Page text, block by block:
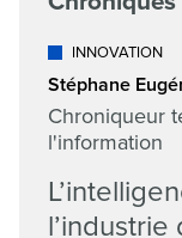
INNOVATION
Stéphane
Chroniqueur
l'information